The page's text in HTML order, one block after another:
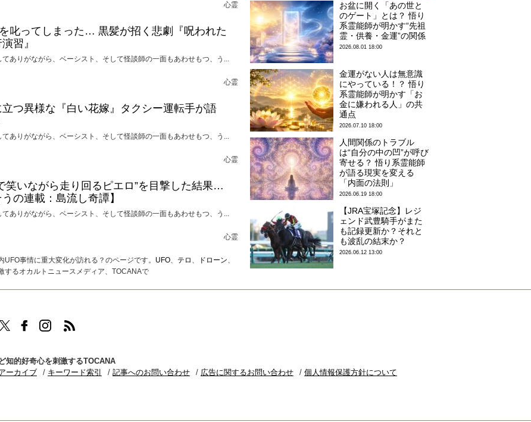
心霊
叱ってしまった… 黒髪が招く悲劇『呪われた
習』
ありがながら、ベーシスト、そして怪談師の一面もあわせもつ、う...
心霊
つ異様な『白い花嫁』タクシー運転手が語
ありがながら、ベーシスト、そして怪談師の一面もあわせもつ、う...
心霊
笑いながら走り回るピエロ”を目撃した結果…
うの連載：島流し奇譚】
ありがながら、ベーシスト、そして怪談師の一面もあわせもつ、う...
心霊
事情に重大変化が訪れる？のページです。 UFO、 テロ 、 ドローン、
するオカルトニュースメディア、TOCANAで
お盆に開く「あの世と
のゲート」とは？ 悟り
系霊能師が明かす“先祖
霊・供養・金運”の関係
2026.08.01 18:00
金運がない人は無意識
にやっている！？ 悟り
系霊能師が明かす「お
金に嫌われる人」の共
通点
2026.07.10 18:00
人間関係のトラブル
は“自分の中の凹”が呼び
寄せる？ 悟り系霊能師
が語る現実を変える
「内面の法則」
2026.06.19 18:00
【JRA宝塚記念】レジ
ェンド武豊騎手がまた
も記録更新か？それと
も波乱の結末か？
2026.06.12 13:00
TOCANAのFacebookはこちら
TOCANAのinstagramはこちら
知的好奇心を刺激するTOCANA
ーカイブ キーワード索引 記事へのお問い合わせ 広告に関するお問い合わせ
個人情報保護方針について